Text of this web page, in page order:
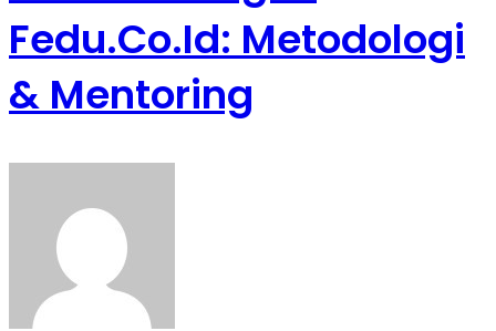
Fedu.co.id: Metodologi
& Mentoring